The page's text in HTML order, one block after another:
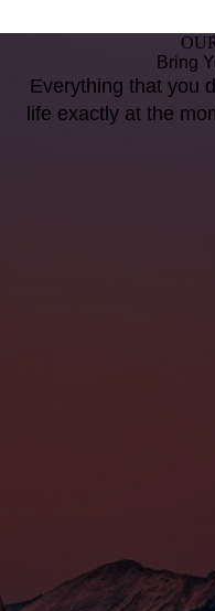
Bring
Everything that you
life exactly at the